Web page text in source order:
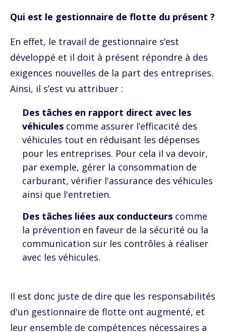
Qui est le gestionnaire de flotte du présent ?
En effet, le travail de gestionnaire s’est
développé et il doit à présent répondre à des
exigences nouvelles de la part des entreprises.
Ainsi, il s’est vu attribuer :
Des tâches en rapport direct avec les
véhicules comme assurer l’efficacité des
véhicules tout en réduisant les dépenses
pour les entreprises. Pour cela il va devoir,
par exemple, gérer la consommation de
carburant, vérifier l'assurance des véhicules
ainsi que l'entretien.
Des tâches liées aux conducteurs comme
la prévention en faveur de la sécurité ou la
communication sur les contrôles à réaliser
avec les véhicules.
Il est donc juste de dire que les responsabilités
d'un gestionnaire de flotte ont augmenté, et
leur ensemble de compétences nécessaires a